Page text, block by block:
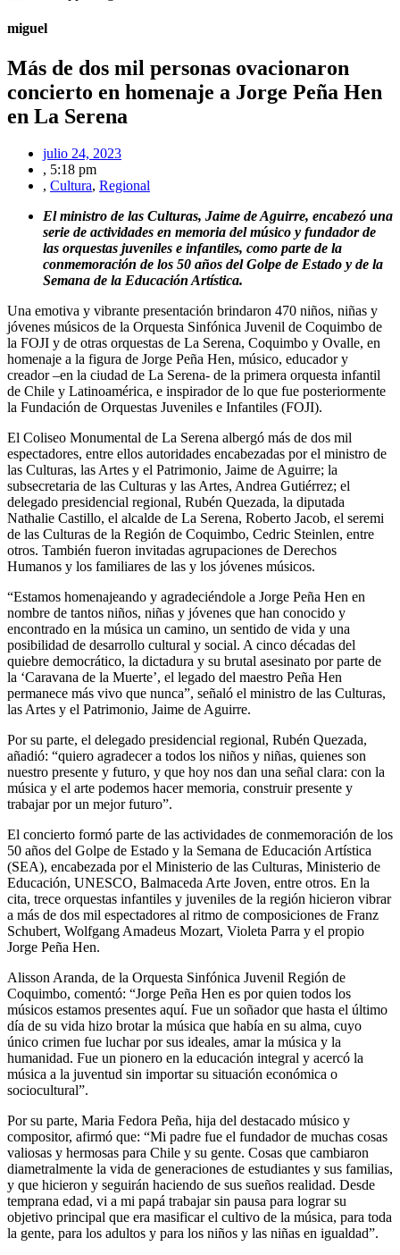
miguel
Más de dos mil personas ovacionaron
concierto en homenaje a Jorge Peña Hen
en La Serena
julio 24, 2023
, 5:18 pm
, Cultura, Regional
El ministro de las Culturas, Jaime de Aguirre, encabezó una
serie de actividades en memoria del músico y fundador de
las orquestas juveniles e infantiles, como parte de la
conmemoración de los 50 años del Golpe de Estado y de la
Semana de la Educación Artística.
Una emotiva y vibrante presentación brindaron 470 niños, niñas y
jóvenes músicos de la Orquesta Sinfónica Juvenil de Coquimbo de
la FOJI y de otras orquestas de La Serena, Coquimbo y Ovalle, en
homenaje a la figura de Jorge Peña Hen, músico, educador y
creador –en la ciudad de La Serena- de la primera orquesta infantil
de Chile y Latinoamérica, e inspirador de lo que fue posteriormente
la Fundación de Orquestas Juveniles e Infantiles (FOJI).
El Coliseo Monumental de La Serena albergó más de dos mil
espectadores, entre ellos autoridades encabezadas por el ministro de
las Culturas, las Artes y el Patrimonio, Jaime de Aguirre; la
subsecretaria de las Culturas y las Artes, Andrea Gutiérrez; el
delegado presidencial regional, Rubén Quezada, la diputada
Nathalie Castillo, el alcalde de La Serena, Roberto Jacob, el seremi
de las Culturas de la Región de Coquimbo, Cedric Steinlen, entre
otros. También fueron invitadas agrupaciones de Derechos
Humanos y los familiares de las y los jóvenes músicos.
“Estamos homenajeando y agradeciéndole a Jorge Peña Hen en
nombre de tantos niños, niñas y jóvenes que han conocido y
encontrado en la música un camino, un sentido de vida y una
posibilidad de desarrollo cultural y social. A cinco décadas del
quiebre democrático, la dictadura y su brutal asesinato por parte de
la ‘Caravana de la Muerte’, el legado del maestro Peña Hen
permanece más vivo que nunca”, señaló el ministro de las Culturas,
las Artes y el Patrimonio, Jaime de Aguirre.
Por su parte, el delegado presidencial regional, Rubén Quezada,
añadió: “quiero agradecer a todos los niños y niñas, quienes son
nuestro presente y futuro, y que hoy nos dan una señal clara: con la
música y el arte podemos hacer memoria, construir presente y
trabajar por un mejor futuro”.
El concierto formó parte de las actividades de conmemoración de los
50 años del Golpe de Estado y la Semana de Educación Artística
(SEA), encabezada por el Ministerio de las Culturas, Ministerio de
Educación, UNESCO, Balmaceda Arte Joven, entre otros. En la
cita, trece orquestas infantiles y juveniles de la región hicieron vibrar
a más de dos mil espectadores al ritmo de composiciones de Franz
Schubert, Wolfgang Amadeus Mozart, Violeta Parra y el propio
Jorge Peña Hen.
Alisson Aranda, de la Orquesta Sinfónica Juvenil Región de
Coquimbo, comentó: “Jorge Peña Hen es por quien todos los
músicos estamos presentes aquí. Fue un soñador que hasta el último
día de su vida hizo brotar la música que había en su alma, cuyo
único crimen fue luchar por sus ideales, amar la música y la
humanidad. Fue un pionero en la educación integral y acercó la
música a la juventud sin importar su situación económica o
sociocultural”.
Por su parte, Maria Fedora Peña, hija del destacado músico y
compositor, afirmó que: “Mi padre fue el fundador de muchas cosas
valiosas y hermosas para Chile y su gente. Cosas que cambiaron
diametralmente la vida de generaciones de estudiantes y sus familias,
y que hicieron y seguirán haciendo de sus sueños realidad. Desde
temprana edad, vi a mi papá trabajar sin pausa para lograr su
objetivo principal que era masificar el cultivo de la música, para toda
la gente, para los adultos y para los niños y las niñas en igualdad”.